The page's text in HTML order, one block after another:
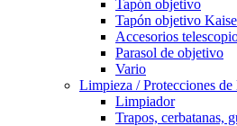
Tapón objetivo
Tapón objetivo
Accesorios
Parasol de objetivo
Vario
Limpieza / Protecciones de
Limpiador
Trapos, cerbatanas,